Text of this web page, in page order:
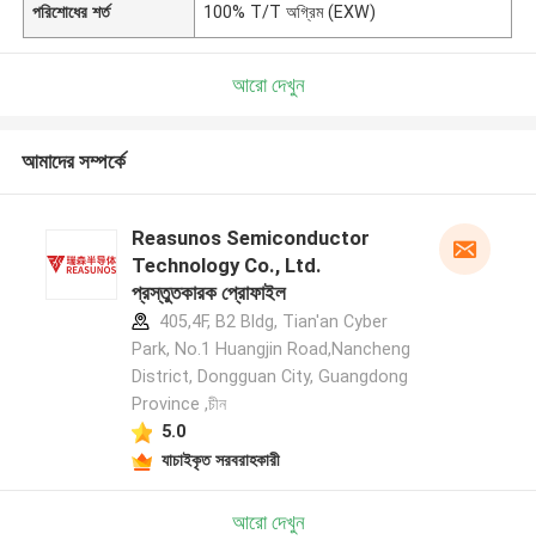
পরিশোধের শর্ত 100% T/T অগ্রিম (EXW)
আরো দেখুন
আমাদের সম্পর্কে
Reasunos Semiconductor
Technology Co., Ltd.
প্রস্তুতকারক প্রোফাইল
405,4F, B2 Bldg, Tian'an Cyber
Park, No.1 Huangjin Road,Nancheng
District, Dongguan City, Guangdong
Province ,চীন
5.0
যাচাইকৃত সরবরাহকারী
আরো দেখুন